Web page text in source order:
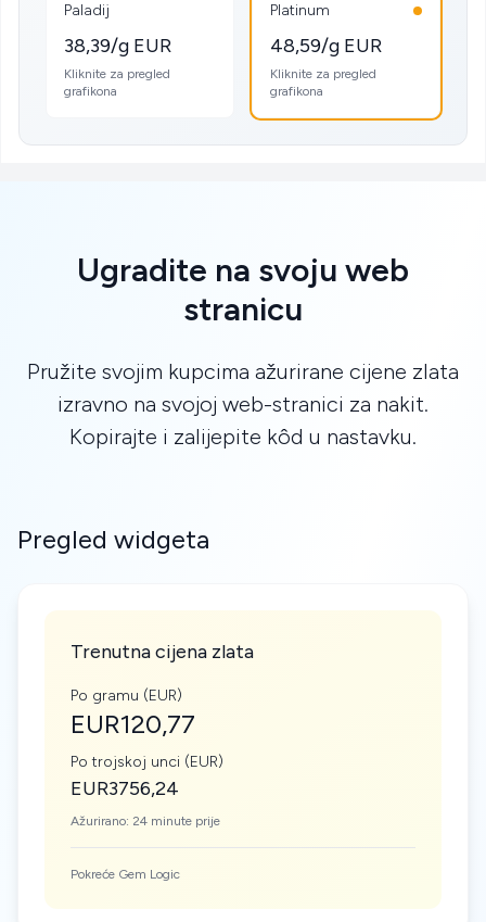
Paladij
38,39/g EUR
Kliknite za pregled
grafikona
Platinum
48,59/g EUR
Kliknite za pregled
grafikona
Ugradite na svoju web
stranicu
Pružite svojim kupcima ažurirane cijene zlata
izravno na svojoj web-stranici za nakit.
Kopirajte i zalijepite kôd u nastavku.
Pregled widgeta
Trenutna cijena zlata
Po gramu (EUR)
EUR120,77
Po trojskoj unci (EUR)
EUR3756,24
Ažurirano: 24 minute prije
Pokreće Gem Logic